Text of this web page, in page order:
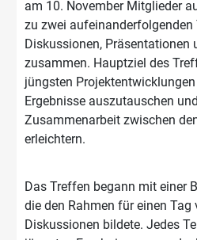
am 10. November Mitglieder
zu zwei
Diskussionen, Präsentationen
zusammen. Hauptziel des
jüngsten
Ergebnisse auszutauschen
Zusammenarbeit zwischen
erleichtern.
Das Treffen begann mit einer
die den Rahmen für einen
Diskussionen bildete. Jedes